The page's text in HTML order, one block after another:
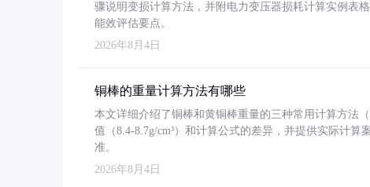
骤说明变损计算方法，并附电力变压器损耗计算实例表
能效评估要点。
2026年8月4日
铜棒的重量计算方法有哪些
本文详细介绍了铜棒和黄铜棒重量的三种常用计算方法
值（8.4-8.7g/cm³）和计算公式的差异，并提供实际计
准。
2026年8月4日